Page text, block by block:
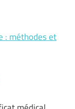
: méthodes et